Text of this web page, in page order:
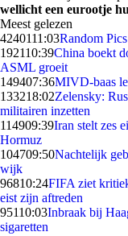
wellicht een eurootje
Meest gelezen
4240111:03Random
192110:39China boekt
ASML groeit
149407:36MIVD-baas
133218:02Zelensky:
militairen inzetten
114909:39Iran stelt zes
Hormuz
104709:50Nachtelijk
wijk
96810:24FIFA ziet
eist zijn aftreden
95110:03Inbraak bij
sigaretten